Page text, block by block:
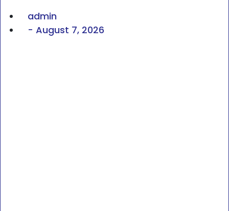
admin
- August 7, 2026